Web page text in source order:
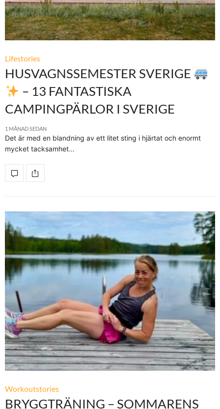
Lifestories
HUSVAGNSSEMESTER SVERIGE
– 13 FANTASTISKA
CAMPINGPÄRLOR I SVERIGE
1 MÅNAD SEDAN
Det är med en blandning av ett litet sting i hjärtat och enormt
mycket tacksamhet…
Workoutstories
BRYGGTRÄNING – SOMMARENS